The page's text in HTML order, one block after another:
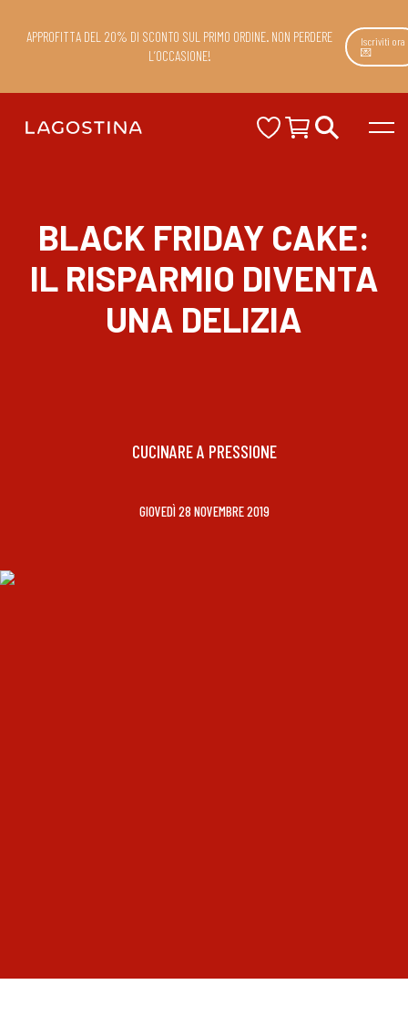
APPROFITTA DEL 20% DI SCONTO SUL PRIMO ORDINE. NON PERDERE
L’OCCASIONE!
Iscriviti ora
💌
BLACK FRIDAY CAKE:
IL RISPARMIO DIVENTA
UNA DELIZIA
CUCINARE A PRESSIONE
GIOVEDÌ 28 NOVEMBRE 2019